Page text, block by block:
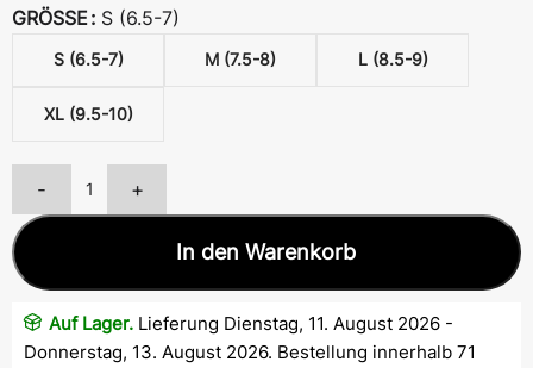
GRÖSSE
S (6.5-7)
S (6.5-7) M (7.5-8) L (8.5-9)
XL (9.5-10)
- +
In den Warenkorb
Auf Lager. Lieferung Dienstag, 11. August 2026 -
Donnerstag, 13. August 2026. Bestellung innerhalb 71